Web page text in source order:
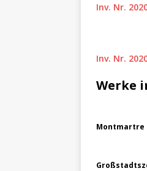
Inv. Nr.
Inv. Nr.
Werke
Montmartre